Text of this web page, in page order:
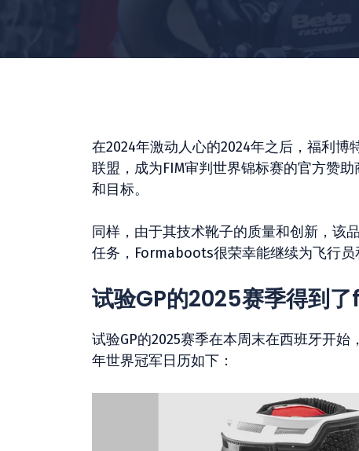
在2024年激动人心的2024年之后，福利
联盟，成为FIM审判世界锦标赛的官方赞
和目标。
同样，由于其技术靴子的质量和创新，该
任务，Formaboots很荣幸能继续为飞行员
试验GP的2025赛季得到
试验GP的2025赛季在本周末在西班牙开
年世界冠军日历如下：